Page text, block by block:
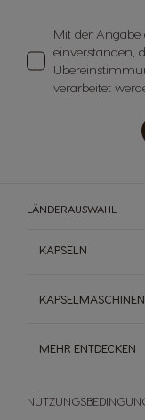
Mit der Angabe
einverstanden,
verarbeitet
LÄNDERAUSWAHL
KAPSELN
Schwarzkaffee
Heiße Schokolade
KAPSELMASCHINEN
Genio S
Infinissima
MEHR ENTDECKEN
Die Welt des Kaffees